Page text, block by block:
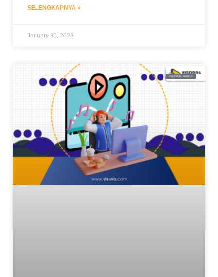
SELENGKAPNYA »
January 30, 2023
JASA VIDEO EDITING